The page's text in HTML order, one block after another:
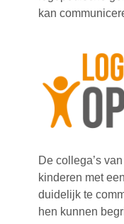
kan
De collega’s
kinderen met
duidelijk te
hen kunnen